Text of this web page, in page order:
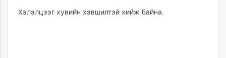
ugluu.mn
Хэлэлцээг хувийн хэвшилтэй хийж байна.